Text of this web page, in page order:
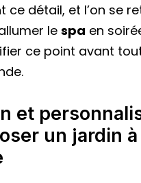
ce détail, et l’on se
le spa en
ce point avant
et
un jardin à